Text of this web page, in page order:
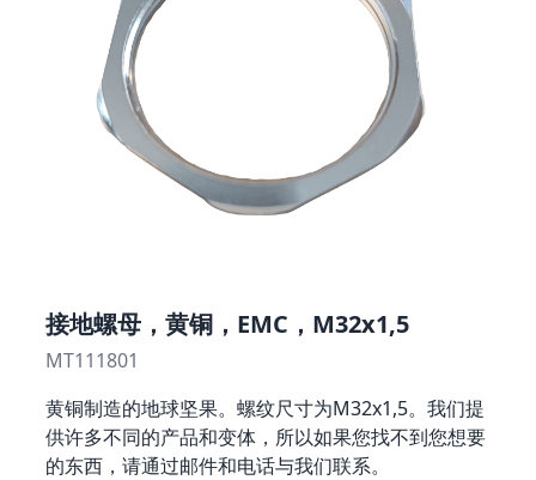
接地螺母，黄铜，EMC，M32x1,5
MT111801
黄铜制造的地球坚果。螺纹尺寸为M32x1,5。我们提
供许多不同的产品和变体，所以如果您找不到您想要
的东西，请通过邮件和电话与我们联系。